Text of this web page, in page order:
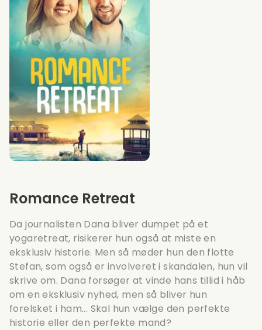
Romance Retreat
Da journalisten Dana bliver dumpet på et
yogaretreat, risikerer hun også at miste en
eksklusiv historie. Men så møder hun den flotte
Stefan, som også er involveret i skandalen, hun vil
skrive om. Dana forsøger at vinde hans tillid i håb
om en eksklusiv nyhed, men så bliver hun
forelsket i ham... Skal hun vælge den perfekte
historie eller den perfekte mand?